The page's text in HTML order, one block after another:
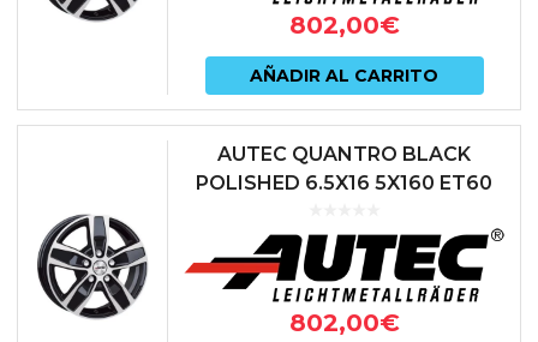
802,00€
AÑADIR AL CARRITO
AUTEC QUANTRO BLACK
POLISHED 6.5X16 5X160 ET60
802,00€